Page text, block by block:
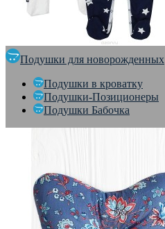
Подушки для новорожденных
Подушки в кроватку
Подушки-Позиционеры
Подушки Бабочка